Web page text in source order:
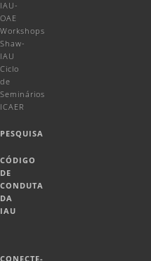
IAU-
OAE
Workshops
Shaw-
IAU
Ciclo
de
Seminários
ICAER
PESQUISA
CÓDIGO
DE
CONDUTA
DA
IAU
CONECTE-